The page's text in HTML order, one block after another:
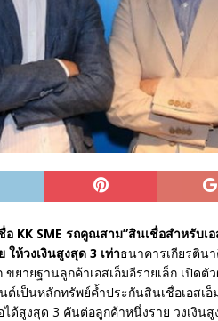
KK SME รถคูณสาม”สินเชื่อสำหรับเ
ห้วงเงินสูงสุด 3 เท่าธนาคารเกียรติน
ยายฐานลูกค้าเอสเอ็มอีรายเล็ก เปิด
ป็นหลักทรัพย์ค้ำประกันสินเชื่อเอสเอ็
ด้สูงสุด 3 คันต่อลูกค้าหนึ่งราย วงเงิน